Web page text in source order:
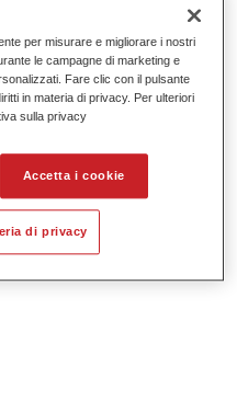
matt è uno smalto
per autoritocco.
in due o tre mani.
agenti atmosferici.
per misurare e migliorare i nostri
le campagne di marketing e
Fare clic con il pulsante
in materia di privacy. Per ulteriori
sulla privacy
Accetta i cookie
di privacy